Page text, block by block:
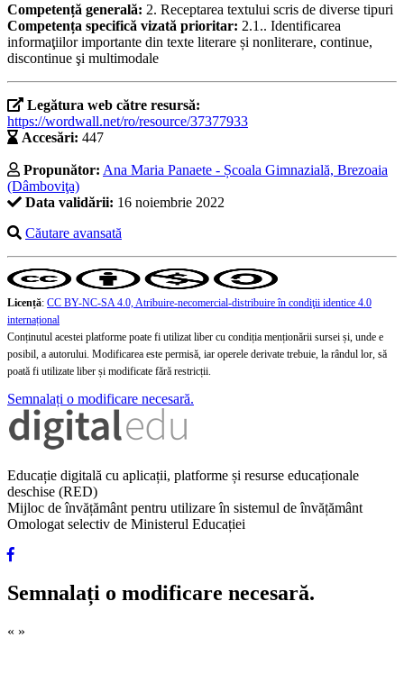
Competență generală: 2. Receptarea textului scris de diverse tipuri
Competența specifică vizată prioritar: 2.1.. Identificarea
informaţiilor importante din texte literare și nonliterare, continue,
discontinue şi multimodale
Legătura web către resursă:
https://wordwall.net/ro/resource/37377933
Accesări: 447
Propunător: Ana Maria Panaete - Școala Gimnazială, Brezoaia
(Dâmboviţa)
Data validării: 16 noiembrie 2022
Căutare avansată
Licență: CC BY-NC-SA 4.0, Atribuire-necomercial-distribuire în condiţii identice 4.0
internațional
Conținutul acestei platforme poate fi utilizat liber cu condiția menționării sursei și, unde e
posibil, a autorului. Modificarea este permisă, iar operele derivate trebuie, la rândul lor, să
poată fi utilizate liber și modificate fără restricții.
Semnalați o modificare necesară.
Educație digitală cu aplicații, platforme și resurse educaționale
deschise (RED)
Mijloc de învățământ pentru utilizare în sistemul de învățământ
Omologat selectiv de Ministerul Educației
Semnalați o modificare necesară.
« »